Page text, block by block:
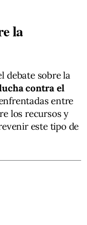
la
debate sobre la
contra el
entre
los recursos y
este tipo de